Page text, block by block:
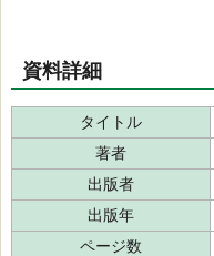
資料詳細
タイトル
著者
出版者
出版年
ページ数